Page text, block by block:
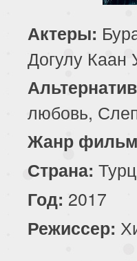
199 серия
203 серия
207 серия
211 серия
215 серия
219 серия
223 серия
Актеры:
Догулу Каан
любовь,
Жанр
Страна:
Год: 2017
Режиссер: